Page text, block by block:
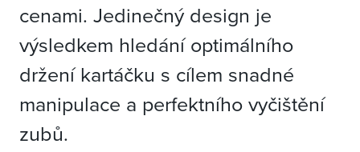
cenami. Jedinečný design je
výsledkem hledání optimálního
držení kartáčku s cílem snadné
manipulace a perfektního vyčištění
zubů.